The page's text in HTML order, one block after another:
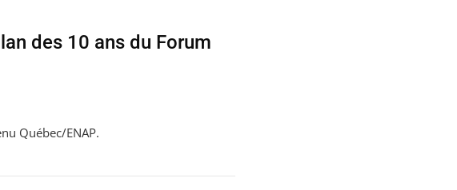
des 10 ans du Forum
Québec/ENAP.